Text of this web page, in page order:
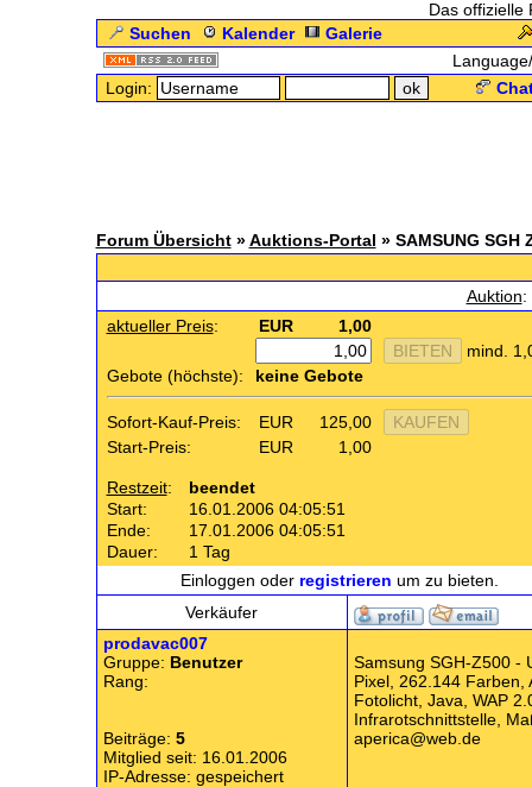
Das offizielle
Suchen
Kalender
Galerie
Login:
Forum Übersicht»Auktions-Portal » SAMSUNG SGH
Auktion:
aktueller Preis: EUR
1,00
mind.
Gebote (höchste):
keine Gebote
Sofort-Kauf-Preis: EUR
125,00
Start-Preis:
EUR 1,00
Restzeit:
beendet
Start:
16.01.2006 04:05:51
Ende:
17.01.2006 04:05:51
Dauer:
1 Tag
Einloggen oder registrieren um zu bieten.
Verkäufer
prodavac007
Gruppe: Benutzer
Rang:
Beiträge: 5
Mitglied seit: 16.01.2006
IP-Adresse: gespeichert
Samsung SGH-Z500 -
Pixel, 262.144 Farben,
Fotolicht, Java, WAP
Infrarotschnittstelle,
aperica@web.de